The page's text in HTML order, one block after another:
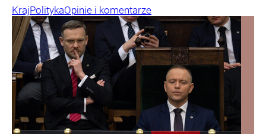
KrajPolitykaOpinie i komentarze